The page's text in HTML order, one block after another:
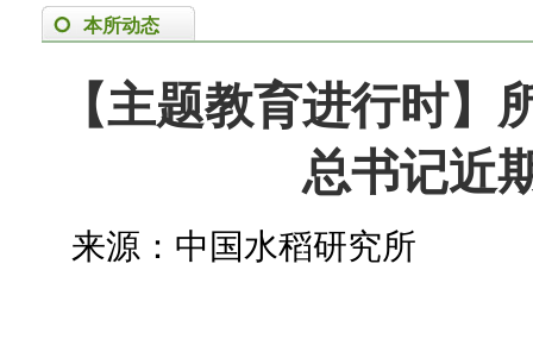
本所动态
【主题教育进行时
总书记近
来源：中国水稻研究所